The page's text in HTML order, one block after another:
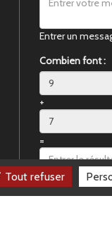
Entrer un
Combien font :
+
=
Tout refuser